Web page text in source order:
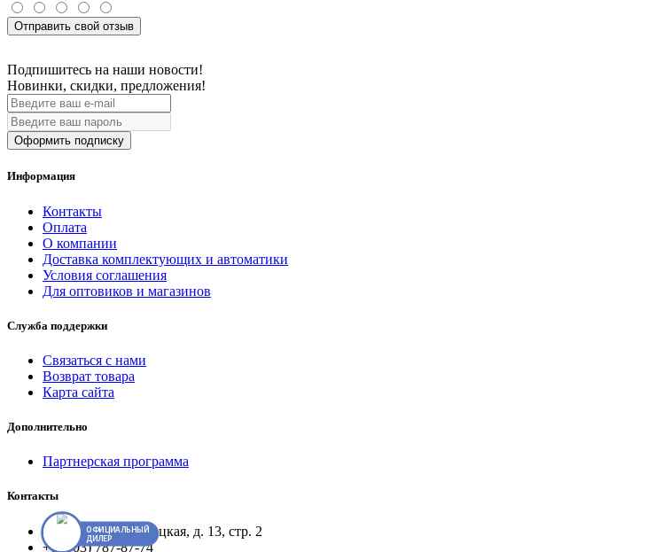
Отправить свой отзыв
Подпишитесь на наши новости!
Новинки, скидки, предложения!
Оформить подписку
Информация
Контакты
Оплата
О компании
Доставка комплектующих и автоматики
Условия соглашения
Для оптовиков и магазинов
Служба поддержки
Связаться с нами
Возврат товара
Карта сайта
Дополнительно
Партнерская программа
Контакты
Клин, ул. Сестрорецкая, д. 13, стр. 2
+7 (903) 787-87-74
ОФИЦИАЛЬНЫЙ
ДИЛЕР